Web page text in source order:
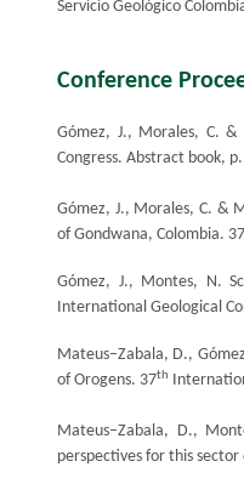
Servicio Geológico
​Conference
Gómez, J., Morales, C. &
Congress. Abstract book,
Gómez, J., Morales, C. &
of Gondwana, Colombia. 37
Gómez, J., Montes, N.
International Geological
Mateus–Zabala, D.,
of Orogens. 37th
Mateus–Zabala, D.,
perspectives for this